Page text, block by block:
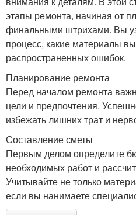
этапы ремонта, начиная от
финальными штрихами. Вы
процесс, какие материалы
распространенных ошибок.
Планирование ремонта
Перед началом ремонта
цели и предпочтения.
избежать лишних трат и
Составление сметы
Первым делом определите
необходимых работ и
Учитывайте не только
если вы нанимаете